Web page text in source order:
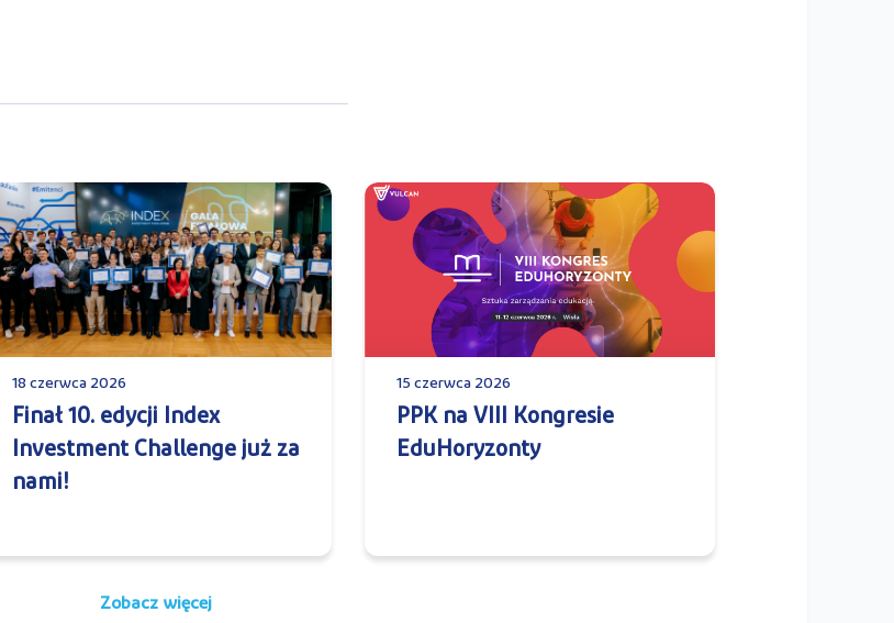
18 czerwca 2026
Finał 10. edycji Index
Investment Challenge już za
nami!
15 czerwca 2026
PPK na VIII Kongresie
EduHoryzonty
Zobacz więcej